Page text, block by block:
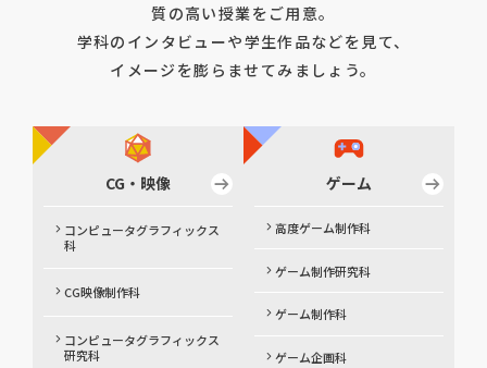
質の高い授業をご用意。
学科のインタビューや学生作品などを見て、
イメージを膨らませてみましょう。
CG・映像
コンピュータグラフィックス
科
CG映像制作科
コンピュータグラフィックス
研究科
ゲーム
高度ゲーム制作科
ゲーム制作研究科
ゲーム制作科
ゲーム企画科